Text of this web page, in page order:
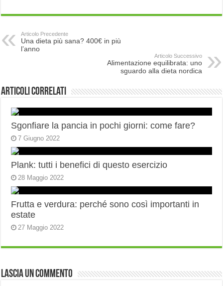
Articolo Precedente
Una dieta più sana? 400€ in più
l’anno
Articolo Successivo
Alimentazione equilibrata: uno
sguardo alla dieta nordica
Articoli correlati
Sgonfiare la pancia in pochi giorni: come fare?
7 Giugno 2022
Plank: tutti i benefici di questo esercizio
28 Maggio 2022
Frutta e verdura: perché sono così importanti in
estate
27 Maggio 2022
Lascia un commento